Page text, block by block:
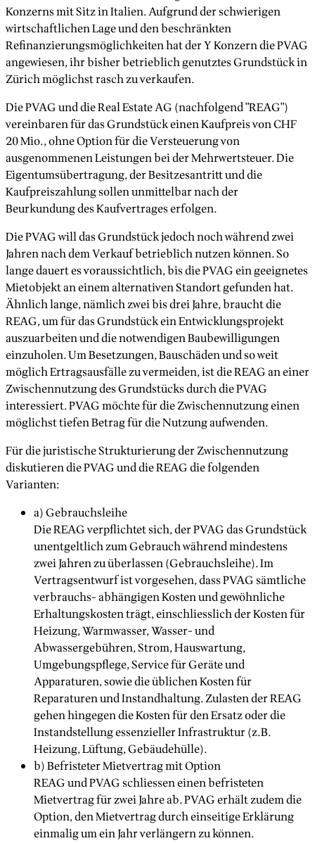
Konzerns mit Sitz in Italien. Aufgrund der schwierigen
wirtschaftlichen Lage und den beschränkten
Refinanzierungsmöglichkeiten hat der Y Konzern die PVAG
angewiesen, ihr bisher betrieblich genutztes Grundstück in
Zürich möglichst rasch zu verkaufen.
Die PVAG und die Real Estate AG (nachfolgend "REAG")
vereinbaren für das Grundstück einen Kaufpreis von CHF
20 Mio., ohne Option für die Versteuerung von
ausgenommenen Leistungen bei der Mehrwertsteuer. Die
Eigentumsübertragung, der Besitzesantritt und die
Kaufpreiszahlung sollen unmittelbar nach der
Beurkundung des Kaufvertrages erfolgen.
Die PVAG will das Grundstück jedoch noch während zwei
Jahren nach dem Verkauf betrieblich nutzen können. So
lange dauert es voraussichtlich, bis die PVAG ein geeignetes
Mietobjekt an einem alternativen Standort gefunden hat.
Ähnlich lange, nämlich zwei bis drei Jahre, braucht die
REAG, um für das Grundstück ein Entwicklungsprojekt
auszuarbeiten und die notwendigen Baubewilligungen
einzuholen. Um Besetzungen, Bauschäden und so weit
möglich Ertragsausfälle zu vermeiden, ist die REAG an einer
Zwischennutzung des Grundstücks durch die PVAG
interessiert. PVAG möchte für die Zwischennutzung einen
möglichst tiefen Betrag für die Nutzung aufwenden.
Für die juristische Strukturierung der Zwischennutzung
diskutieren die PVAG und die REAG die folgenden
Varianten:
a) Gebrauchsleihe
Die REAG verpflichtet sich, der PVAG das Grundstück
unentgeltlich zum Gebrauch während mindestens
zwei Jahren zu überlassen (Gebrauchsleihe). Im
Vertragsentwurf ist vorgesehen, dass PVAG sämtliche
verbrauchs- abhängigen Kosten und gewöhnliche
Erhaltungskosten trägt, einschliesslich der Kosten für
Heizung, Warmwasser, Wasser- und
Abwassergebühren, Strom, Hauswartung,
Umgebungspflege, Service für Geräte und
Apparaturen, sowie die üblichen Kosten für
Reparaturen und Instandhaltung. Zulasten der REAG
gehen hingegen die Kosten für den Ersatz oder die
Instandstellung essenzieller Infrastruktur (z.B.
Heizung, Lüftung, Gebäudehülle).
b) Befristeter Mietvertrag mit Option
REAG und PVAG schliessen einen befristeten
Mietvertrag für zwei Jahre ab. PVAG erhält zudem die
Option, den Mietvertrag durch einseitige Erklärung
einmalig um ein Jahr verlängern zu können.